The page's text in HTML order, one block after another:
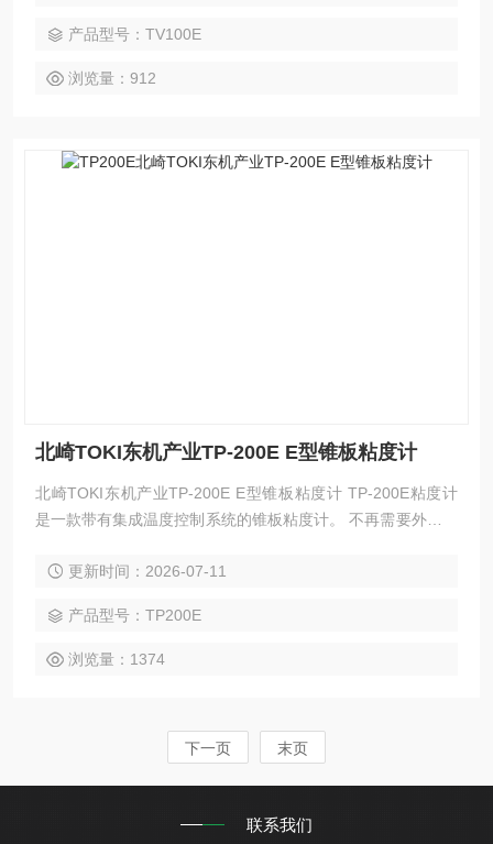
产品型号：TV100E
浏览量：912
北崎TOKI东机产业TP-200E E型锥板粘度计
北崎TOKI东机产业TP-200E E型锥板粘度计 TP-200E粘度计
是一款带有集成温度控制系统的锥板粘度计。 不再需要外部恒
耳帖元件板，可在短时间内改变温度。在评估粘度和温度之间
自动设置转子与平板之间的间隙，消除了不同操作人员造成的
误差，使测量更加准确。
更新时间：2026-07-11
产品型号：TP200E
浏览量：1374
下一页 末页
联系我们